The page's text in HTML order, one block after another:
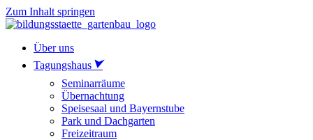
Zum Inhalt springen
Über uns
Tagungshaus
Seminarräume
Übernachtung
Speisesaal und Bayernstube
Park und Dachgarten
Freizeitraum